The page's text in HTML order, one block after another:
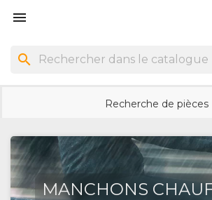

search
Recherche de pièces
MANCHONS